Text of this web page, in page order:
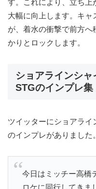
す。これにより、立ち上
大幅に向上します。キャ
が、着水の衝撃で前方へ
かりとロックします。
ショアラインシ
STGのインプレ集
ツイッターにショアラ
のインプレがありました。
今日はミッチー高橋